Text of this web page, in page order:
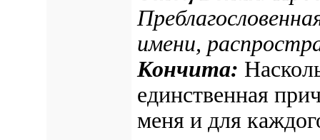
имени,
Кончита:
единственная
меня и для